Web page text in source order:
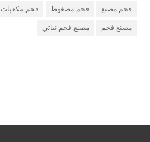
فحم مصنع فحم مضغوط فحم مكعبات
مصنع فحم مصنع فحم نباتي